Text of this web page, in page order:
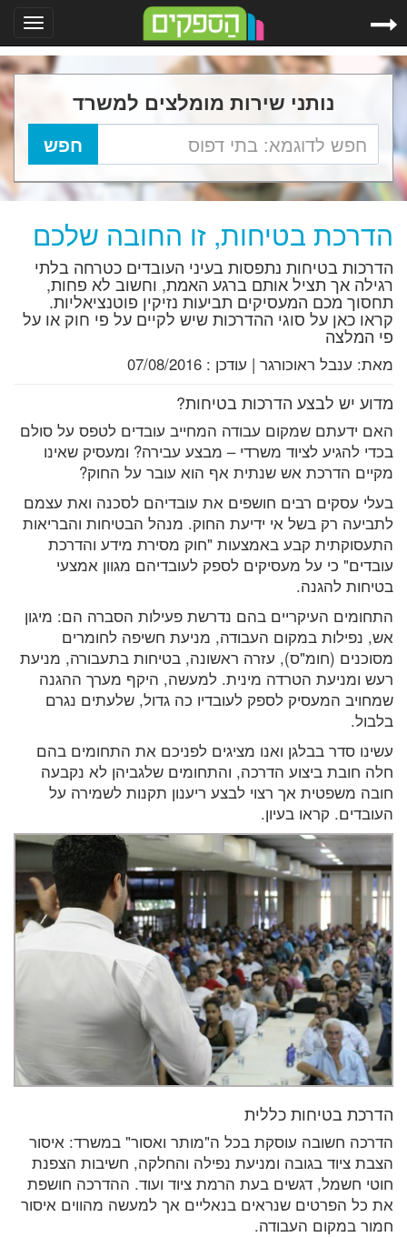
נותני שירות מומלצים למשרד
הדרכת בטיחות, זו החובה שלכם
הדרכות בטיחות נתפסות בעיני העובדים כטרחה בלתי
רגילה אך תציל אותם ברגע האמת, וחשוב לא פחות,
תחסוך מכם המעסיקים תביעות נזיקין פוטנציאליות.
קראו כאן על סוגי ההדרכות שיש לקיים על פי חוק או על
פי המלצה
מאת: ענבל ראוכורגר | עודכן : 07/08/2016
מדוע יש לבצע הדרכות בטיחות?
האם ידעתם שמקום עבודה המחייב עובדים לטפס על סולם
בכדי להגיע לציוד משרדי – מבצע עבירה? ומעסיק שאינו
מקיים הדרכת אש שנתית אף הוא עובר על החוק?
בעלי עסקים רבים חושפים את עובדיהם לסכנה ואת עצמם
לתביעה רק בשל אי ידיעת החוק. מנהל הבטיחות והבריאות
התעסוקתית קבע באמצעות "חוק מסירת מידע והדרכת
עובדים" כי על מעסיקים לספק לעובדיהם מגוון אמצעי
בטיחות להגנה.
התחומים העיקריים בהם נדרשת פעילות הסברה הם: מיגון
אש, נפילות במקום העבודה, מניעת חשיפה לחומרים
מסוכנים (חומ"ס), עזרה ראשונה, בטיחות בתעבורה, מניעת
רעש ומניעת הטרדה מינית. למעשה, היקף מערך ההגנה
שמחויב המעסיק לספק לעובדיו כה גדול, שלעתים נגרם
בלבול.
עשינו סדר בבלגן ואנו מציגים לפניכם את התחומים בהם
חלה חובת ביצוע הדרכה, והתחומים שלגביהן לא נקבעה
חובה משפטית אך רצוי לבצע ריענון תקנות לשמירה על
העובדים. קראו בעיון.
הדרכת בטיחות כללית
הדרכה חשובה עוסקת בכל ה"מותר ואסור" במשרד: איסור
הצבת ציוד בגובה ומניעת נפילה והחלקה, חשיבות הצפנת
חוטי חשמל, דגשים בעת הרמת ציוד ועוד. ההדרכה חושפת
את כל הפרטים שנראים בנאליים אך למעשה מהווים איסור
חמור במקום העבודה.